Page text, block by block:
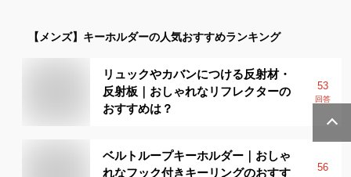
【メンズ】 キーホルダーの人気おすすめランキング
リュックやカバンにつける反射材・
反射板｜おしゃれなリフレクターの
おすすめは？
53
回答
ベルトループキーホルダー｜おしゃ
れなフック付きキーリングのおすす
56